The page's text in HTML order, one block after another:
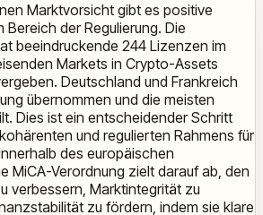
Marktvorsicht gibt es positive
der Regulierung. Die
beeindruckende 244 Lizenzen im
Markets in Crypto-Assets
Deutschland und Frankreich
übernommen und die meisten
Dies ist ein entscheidender Schritt
und regulierten Rahmens für
des europäischen
MiCA-Verordnung zielt darauf ab, den
verbessern, Marktintegrität zu
zu fördern, indem sie klare